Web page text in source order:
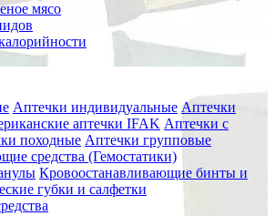
мясо
Аптечки индивидуальные Аптечки
аптечки IFAK Аптечки с
походные Аптечки групповые
средства (Гемостатики)
Кровоостанавливающие бинты и
губки и салфетки